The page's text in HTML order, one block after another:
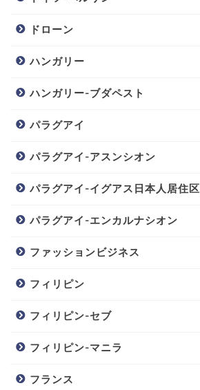
ドローン
ハンガリー
ハンガリー-ブダペスト
パラグアイ
パラグアイ-アスンシオン
パラグアイ-イグアス日本人居住区
パラグアイ-エンカルナシオン
ファッションビジネス
フィリピン
フィリピン-セブ
フィリピン-マニラ
フランス